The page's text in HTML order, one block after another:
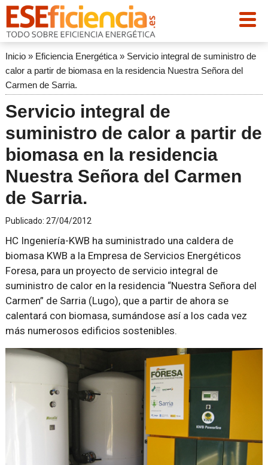
Inicio» Eficiencia Energética» Servicio integral de suministro de
calor a partir de biomasa en la residencia Nuestra Señora del
Carmen de Sarria.
Servicio integral de
suministro de calor a partir de
biomasa en la residencia
Nuestra Señora del Carmen
de Sarria.
Publicado: 27/04/2012
HC Ingeniería-KWB ha suministrado una caldera de
biomasa KWB a la Empresa de Servicios Energéticos
Foresa, para un proyecto de servicio integral de
suministro de calor en la residencia “Nuestra Señora del
Carmen” de Sarria (Lugo), que a partir de ahora se
calentará con biomasa, sumándose así a los cada vez
más numerosos edificios sostenibles.